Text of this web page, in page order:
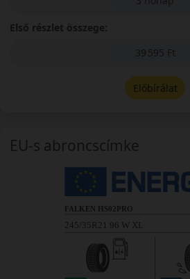
Első részlet összege:
39 595 Ft
Előbírálat
EU-s abroncscímke